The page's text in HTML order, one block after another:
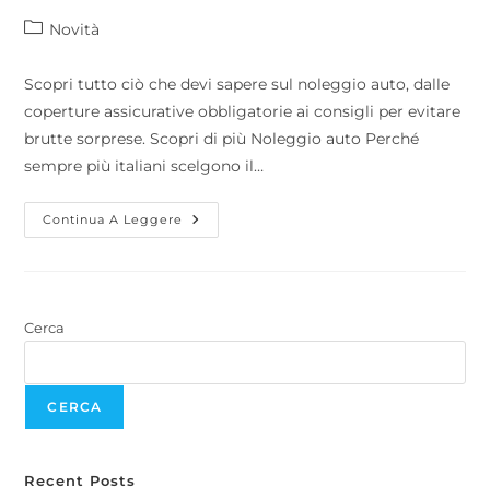
Novità
Scopri tutto ciò che devi sapere sul noleggio auto, dalle
coperture assicurative obbligatorie ai consigli per evitare
brutte sorprese. Scopri di più Noleggio auto Perché
sempre più italiani scelgono il…
Continua A Leggere
Cerca
CERCA
Recent Posts